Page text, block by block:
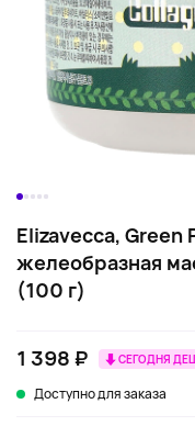
Elizavecca, Green
желеобразная
(100 г)
1 398 ₽ СЕГОДНЯ
Доступно для заказа